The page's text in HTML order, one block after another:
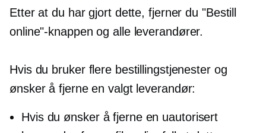
Etter at du har gjort dette, fjerner du "Bestill
online"-knappen og alle leverandører.
Hvis du bruker flere bestillingstjenester og
ønsker å fjerne en valgt leverandør:
Hvis du ønsker å fjerne en uautorisert